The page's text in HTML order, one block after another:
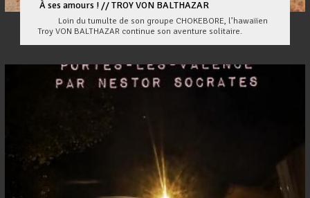
À ses amours ! // TROY VON BALTHAZAR
Loin du tumulte de son groupe CHOKEBORE, l’hawaïïen
Troy VON BALTHAZAR continue son aventure solitaire.